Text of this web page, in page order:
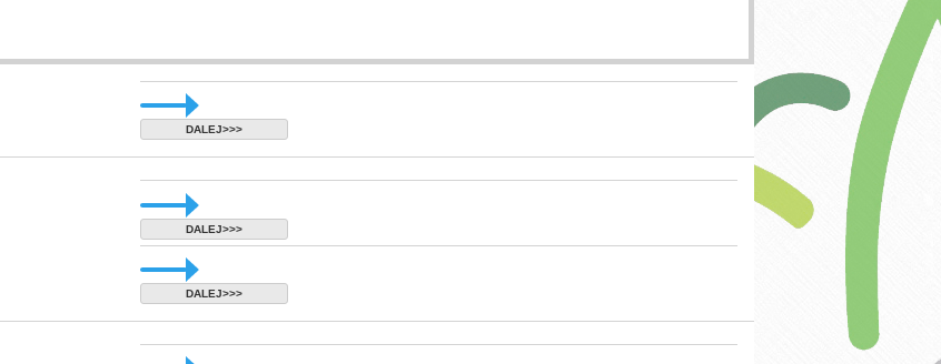
DALEJ>>>
DALEJ>>>
DALEJ>>>